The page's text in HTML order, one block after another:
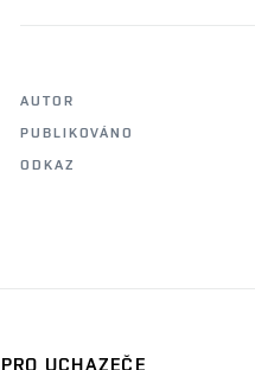
AUTOR
PUBLIKOVÁNO
ODKAZ
PRO UCHAZEČE